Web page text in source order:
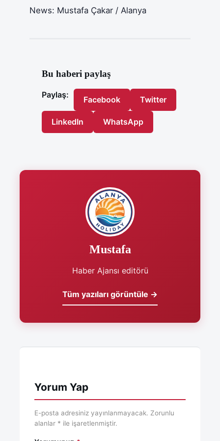
News: Mustafa Çakar / Alanya
Bu haberi paylaş
Paylaş: Facebook Twitter
LinkedIn WhatsApp
Mustafa
Haber Ajansı editörü
Tüm yazıları görüntüle →
Yorum Yap
E-posta adresiniz yayınlanmayacak. Zorunlu
alanlar * ile işaretlenmiştir.